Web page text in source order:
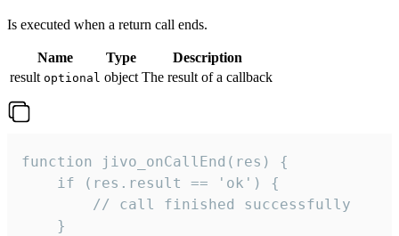
Is executed when a return call ends.
Name Type
Description
result optional object The result of a callback
function jivo_onCallEnd(res) {
    if (res.result == 'ok') {
        // call finished successfully
    }